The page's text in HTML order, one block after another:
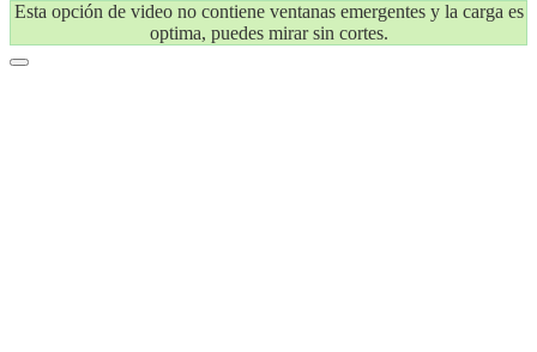
Esta opción de video no contiene ventanas emergentes y la carga es
optima, puedes mirar sin cortes.